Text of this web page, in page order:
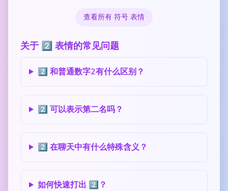
查看所有 符号 表情
关于 2️⃣ 表情的常见问题
2️⃣ 和普通数字2有什么区别？
2️⃣ 可以表示第二名吗？
2️⃣ 在聊天中有什么特殊含义？
如何快速打出 2️⃣？